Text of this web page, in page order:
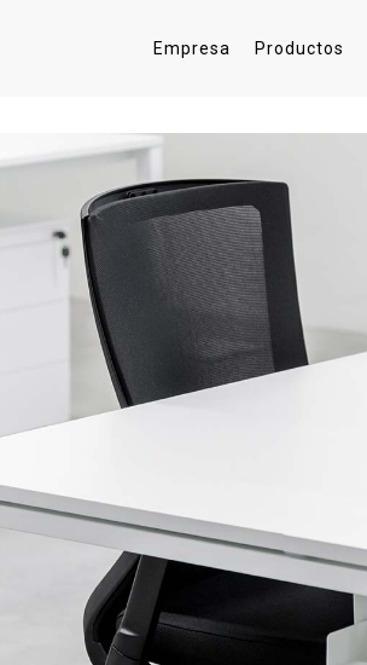
Empresa Productos